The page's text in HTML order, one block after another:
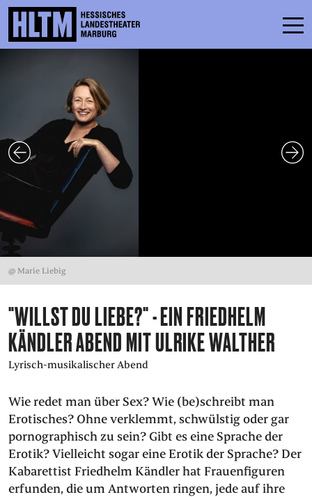
SCHEDULE
ENSEMBLE
PARTICIPATE
TICKETS
SERVICE
CONTACT
THEATRE & SCHOOL
PRESS
DEUTSCH
EINFACHE
SPRACHE
@ Marie Liebig
"WILLST DU LIEBE?" - EIN FRIEDHELM
KÄNDLER ABEND MIT ULRIKE WALTHER
Lyrisch-musikalischer Abend
Wie redet man über Sex? Wie (be)schreibt man
Erotisches? Ohne verklemmt, schwülstig oder gar
pornographisch zu sein? Gibt es eine Sprache der
Erotik? Vielleicht sogar eine Erotik der Sprache? Der
Kabarettist Friedhelm Kändler hat Frauenfiguren
erfunden, die um Antworten ringen, jede auf ihre